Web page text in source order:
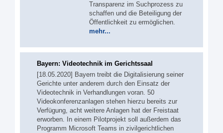
Transparenz im Suchprozess zu
schaffen und die Beteiligung der
Öffentlichkeit zu ermöglichen.
mehr...
Bayern: Videotechnik im Gerichtssaal
[18.05.2020] Bayern treibt die Digitalisierung seiner
Gerichte unter anderem durch den Einsatz der
Videotechnik in Verhandlungen voran. 50
Videokonferenzanlagen stehen hierzu bereits zur
Verfügung, acht weitere Anlagen hat der Freistaat
erworben. In einem Pilotprojekt soll außerdem das
Programm Microsoft Teams in zivilgerichtlichen